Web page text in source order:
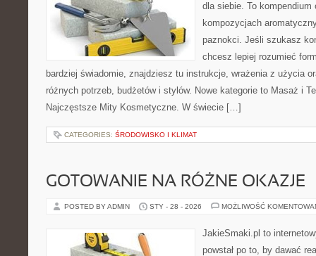
dla siebie. To
kompozycjach
paznokci. Jeśli szukasz
chcesz lepiej rozumieć
bardziej świadomie, znajdziesz tu instrukcje, wrażenia z użycia
różnych potrzeb, budżetów i stylów. Nowe kategorie to Masaż i
Najczęstsze Mity Kosmetyczne. W świecie […]
CATEGORIES: ŚRODOWISKO I KLIMAT
GOTOWANIE NA RÓŻNE OKAZJE
POSTED BY ADMIN STY - 28 - 2026 MOŻLIWOŚĆ
JakieSmaki.pl to
powstał po to, by dawać